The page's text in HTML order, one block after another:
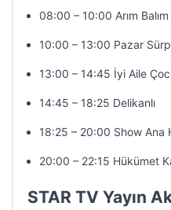
08:00 – 10:00 Arım
10:00 – 13:00 Pazar
13:00 – 14:45 İyi Aile
14:45 – 18:25 Delikanlı
18:25 – 20:00 Show Ana
20:00 – 22:15 Hükümet
STAR TV Yayın